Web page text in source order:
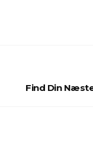
Find Din